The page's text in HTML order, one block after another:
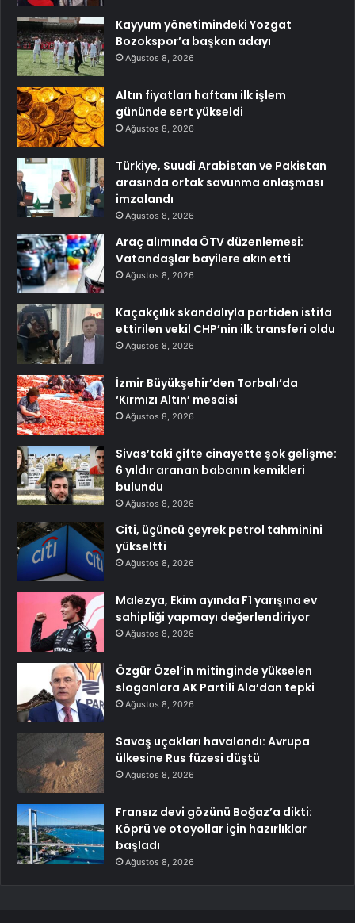
Kayyum yönetimindeki Yozgat
Bozokspor’a başkan adayı
Ağustos 8, 2026
Altın fiyatları haftanı ilk işlem
gününde sert yükseldi
Ağustos 8, 2026
Türkiye, Suudi Arabistan ve Pakistan
arasında ortak savunma anlaşması
imzalandı
Ağustos 8, 2026
Araç alımında ÖTV düzenlemesi:
Vatandaşlar bayilere akın etti
Ağustos 8, 2026
Kaçakçılık skandalıyla partiden istifa
ettirilen vekil CHP’nin ilk transferi oldu
Ağustos 8, 2026
İzmir Büyükşehir’den Torbalı’da
‘Kırmızı Altın’ mesaisi
Ağustos 8, 2026
Sivas’taki çifte cinayette şok gelişme:
6 yıldır aranan babanın kemikleri
bulundu
Ağustos 8, 2026
Citi, üçüncü çeyrek petrol tahminini
yükseltti
Ağustos 8, 2026
Malezya, Ekim ayında F1 yarışına ev
sahipliği yapmayı değerlendiriyor
Ağustos 8, 2026
Özgür Özel’in mitinginde yükselen
sloganlara AK Partili Ala’dan tepki
Ağustos 8, 2026
Savaş uçakları havalandı: Avrupa
ülkesine Rus füzesi düştü
Ağustos 8, 2026
Fransız devi gözünü Boğaz’a dikti:
Köprü ve otoyollar için hazırlıklar
başladı
Ağustos 8, 2026